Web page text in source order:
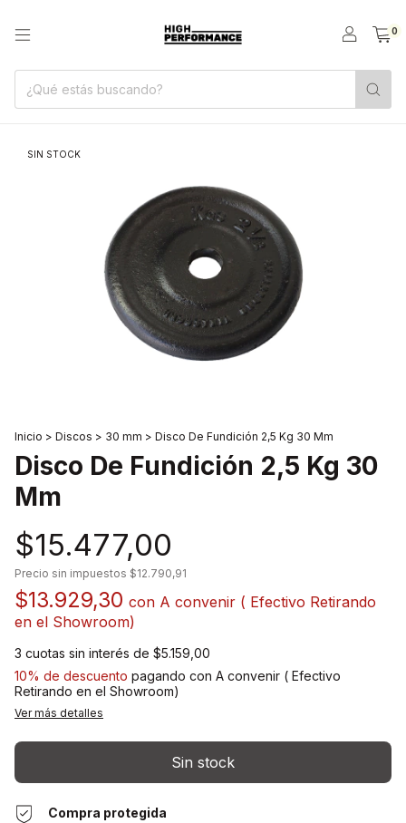
0
SIN STOCK
Inicio > Discos > 30 mm > Disco De Fundición 2,5 Kg 30 Mm
Disco De Fundición 2,5 Kg 30
Mm
$15.477,00
Precio sin impuestos $12.790,91
$13.929,30 con A convenir ( Efectivo Retirando
en el Showroom)
3 cuotas sin interés de $5.159,00
10% de descuento pagando con A convenir ( Efectivo
Retirando en el Showroom)
Ver más detalles
Compra protegida